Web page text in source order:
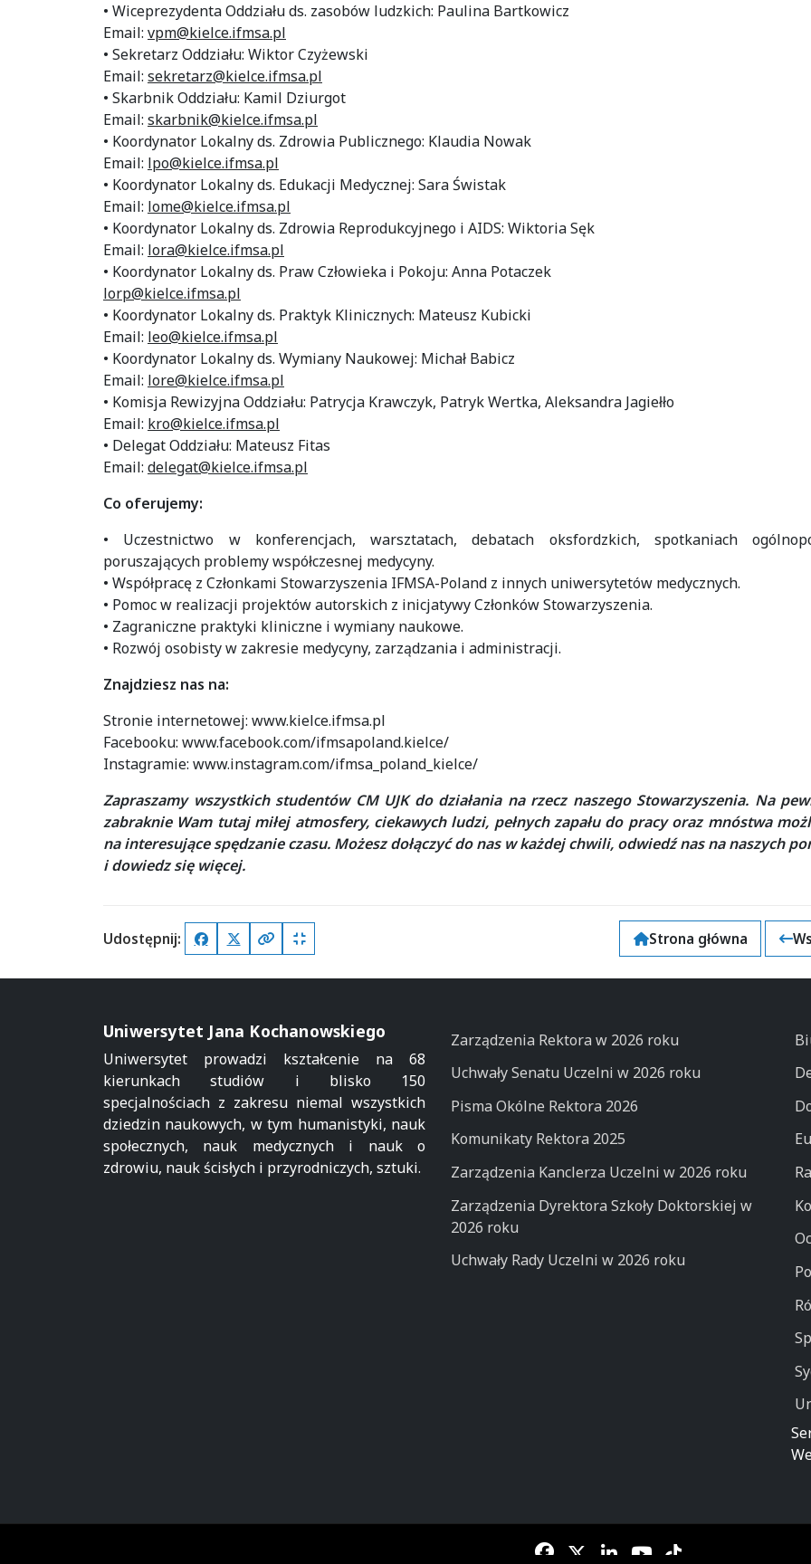
• Wiceprezydenta Oddziału ds. zasobów ludzkich: Paulina Bartkowicz
Email: vpm@kielce.ifmsa.pl
• Sekretarz Oddziału: Wiktor Czyżewski
Email: sekretarz@kielce.ifmsa.pl
• Skarbnik Oddziału: Kamil Dziurgot
Email: skarbnik@kielce.ifmsa.pl
• Koordynator Lokalny ds. Zdrowia Publicznego: Klaudia Nowak
Email: lpo@kielce.ifmsa.pl
• Koordynator Lokalny ds. Edukacji Medycznej: Sara Świstak
Email: lome@kielce.ifmsa.pl
• Koordynator Lokalny ds. Zdrowia Reprodukcyjnego i AIDS: Wiktoria Sęk
Email: lora@kielce.ifmsa.pl
• Koordynator Lokalny ds. Praw Człowieka i Pokoju: Anna Potaczek
lorp@kielce.ifmsa.pl
• Koordynator Lokalny ds. Praktyk Klinicznych: Mateusz Kubicki
Email: leo@kielce.ifmsa.pl
• Koordynator Lokalny ds. Wymiany Naukowej: Michał Babicz
Email: lore@kielce.ifmsa.pl
• Komisja Rewizyjna Oddziału: Patrycja Krawczyk, Patryk Wertka, Aleksandra Jagiełło
Email: kro@kielce.ifmsa.pl
• Delegat Oddziału: Mateusz Fitas
Email: delegat@kielce.ifmsa.pl
Co oferujemy:
• Uczestnictwo w konferencjach, warsztatach, debatach oksfordzkich, spotkaniach
poruszających problemy współczesnej medycyny.
• Współpracę z Członkami Stowarzyszenia IFMSA-Poland z innych uniwersytetów medycznych.
• Pomoc w realizacji projektów autorskich z inicjatywy Członków Stowarzyszenia.
• Zagraniczne praktyki kliniczne i wymiany naukowe.
• Rozwój osobisty w zakresie medycyny, zarządzania i administracji.
Znajdziesz nas na:
Stronie internetowej: www.kielce.ifmsa.pl
Facebooku: www.facebook.com/ifmsapoland.kielce/
Instagramie: www.instagram.com/ifmsa_poland_kielce/
Zapraszamy wszystkich studentów CM UJK do działania na rzecz naszego Stowarzyszenia. Na
zabraknie Wam tutaj miłej atmosfery, ciekawych ludzi, pełnych zapału do pracy oraz mnóstwa
na interesujące spędzanie czasu. Możesz dołączyć do nas w każdej chwili, odwiedź nas na naszych
i dowiedz się więcej.
Udostępnij: FacebookX (Twitter)
Kopiuj pełny link
Kopiuj krótki link Strona główna
Uniwersytet Jana Kochanowskiego
Uniwersytet prowadzi kształcenie na 68
kierunkach studiów i blisko 150
specjalnościach z zakresu niemal wszystkich
dziedzin naukowych, w tym humanistyki, nauk
społecznych, nauk medycznych i nauk o
zdrowiu, nauk ścisłych i przyrodniczych, sztuki.
Zarządzenia Rektora w 2026 roku
Uchwały Senatu Uczelni w 2026 roku
Pisma Okólne Rektora 2026
Komunikaty Rektora 2025
Zarządzenia Kanclerza Uczelni w 2026 roku
Zarządzenia Dyrektora Szkoły Doktorskiej w
2026 roku
Uchwały Rady Uczelni w 2026 roku